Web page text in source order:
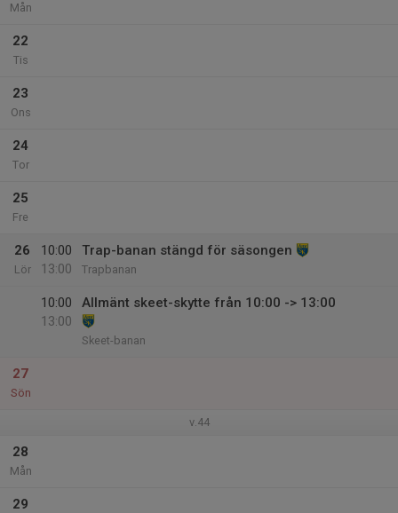
Mån
22
Tis
23
Ons
24
Tor
25
Fre
26
Lör
10:00
13:00
Trap-banan stängd för säsongen
Trapbanan
10:00
13:00
Allmänt skeet-skytte från 10:00 -> 13:00
Skeet-banan
27
Sön
v.44
28
Mån
29